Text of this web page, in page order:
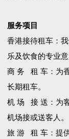
服务项目
香港接待租车：
乐及饮食的专业
商 务 租 车：为
长期租车。
机 场 接 送：为
机场接或送客人。
旅 游 租 车：提